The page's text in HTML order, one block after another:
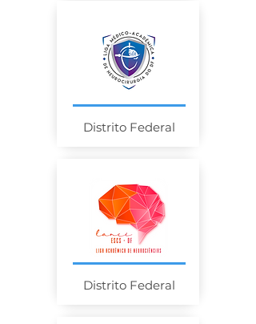
Distrito Federal
Distrito Federal